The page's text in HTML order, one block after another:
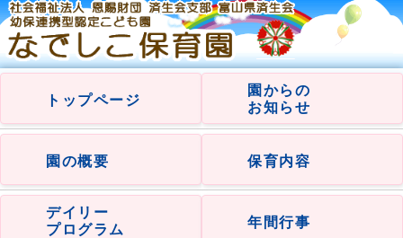
トップページ
園からの
お知らせ
園の概要 保育内容
デイリー
プログラム
年間行事